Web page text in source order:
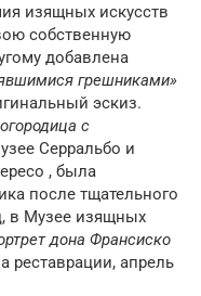
изящных искусств
собственную
добавлена
грешниками»
эскиз.
с
Серральбо и
, была
после тщательного
в Музее изящных
дона Франсиско
реставрации, апрель